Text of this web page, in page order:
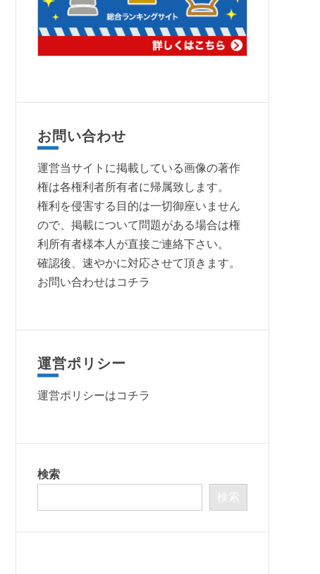
お問い合わせ
運営当サイトに掲載している画像の著作
権は各権利者所有者に帰属致します。
権利を侵害する目的は一切御座いません
ので、掲載について問題がある場合は権
利所有者様本人が直接ご連絡下さい。
確認後、速やかに対応させて頂きます。
お問い合わせはコチラ
運営ポリシー
運営ポリシーはコチラ
検索
検索